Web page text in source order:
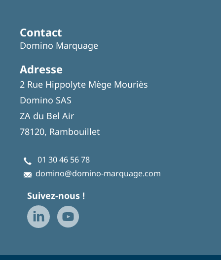
Contact
Domino Marquage
Adresse
2 Rue Hippolyte Mège Mouriès
Domino SAS
ZA du Bel Air
78120, Rambouillet
01 30 46 56 78
domino@domino-marquage.com
Suivez-nous !